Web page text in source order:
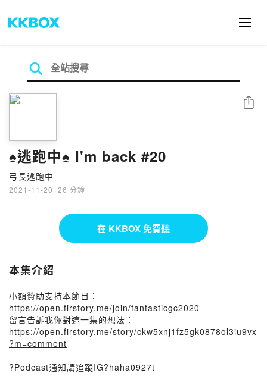
♠逃跑中♠ I'm back #20
弓長逃跑中
2021-11-20 · 26 分鐘
分享
在 KKBOX 免費聽
本集介紹
小額贊助支持本節目：
https://open.firstory.me/join/fantasticgc2020
留言告訴我你對這一集的想法：
https://open.firstory.me/story/ckw5xnj1fz5gk0878ol3iu9vx
?m=comment
?Podcast通知請追蹤IG?haha0927t